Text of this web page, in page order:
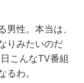
性。本当は、
りみたいのだ
こんなTV番組
わ。